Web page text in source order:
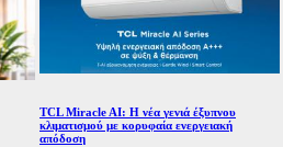
TCL Miracle AI: Η νέα γενιά έξυπνου
κλιματισμού με κορυφαία ενεργειακή
απόδοση